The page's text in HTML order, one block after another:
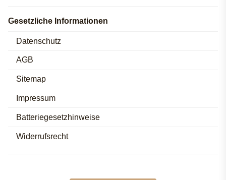
Gesetzliche Informationen
Datenschutz
AGB
Sitemap
Impressum
Batteriegesetzhinweise
Widerrufsrecht